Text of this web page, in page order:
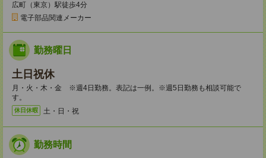
広町（東京）駅徒歩4分
電子部品関連メーカー
勤務曜日
土日祝休
月・火・木・金 ※週4日勤務。表記は一例。※週5日勤務も相談可能で
す。
休日休暇 土・日・祝
勤務時間